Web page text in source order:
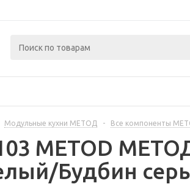
Модульные кухни МЕТОД - Все компоненты
METOD
Будбин